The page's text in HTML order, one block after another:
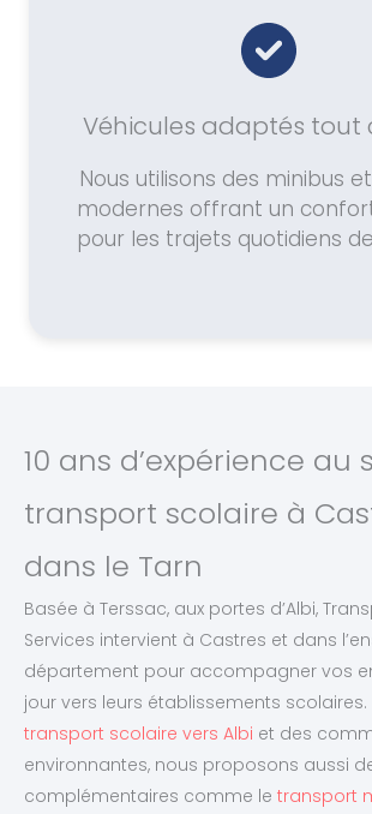
Véhicules adaptés tout
Nous utilisons des minibus
modernes offrant un
pour les trajets quotidiens
10 ans d’expérience au
transport scolaire à
dans le Tarn
Basée à Terssac, aux portes d’Albi,
Services intervient à Castres et dans
département pour accompagner vos
jour vers leurs établissements
transport scolaire vers Albi et des
environnantes, nous proposons aussi
complémentaires comme le transport